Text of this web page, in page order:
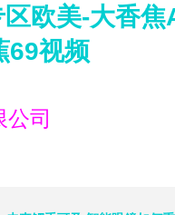
欧美-大香
69视频
司